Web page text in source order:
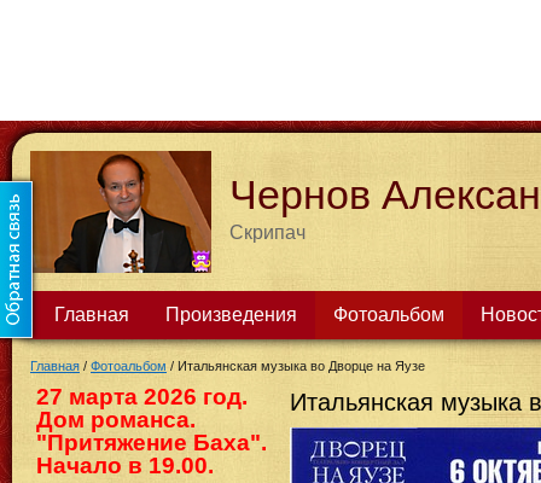
Чернов
Скрипач
Главная Произведения Фотоальбом
Главная / Фотоальбом / Итальянская музыка во Дворце на Яузе
27 марта 2026 год.
Дом романса.
"Притяжение Баха".
Начало в 19.00.
Итальянская музыка